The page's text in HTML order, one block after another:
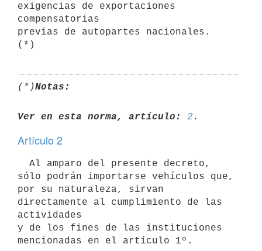
exigencias de exportaciones
compensatorias
previas de autopartes nacionales.
(*)Notas:
Ver en esta norma, artículo: 2
Artículo 2
sólo podrán importarse vehículos que,
por su naturaleza, sirvan
directamente al cumplimiento de las
actividades
y de los fines de las instituciones